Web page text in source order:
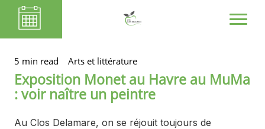
5 min read Arts et littérature
Exposition Monet au Havre au MuMa
: voir naître un peintre
Au Clos Delamare, on se réjouit toujours de